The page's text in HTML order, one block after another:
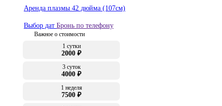
Аренда плазмы 42 дюйма (107см)
Выбор дат Бронь по телефону
Важное о стоимости
1 сутки
2000 ₽
3 суток
4000 ₽
1 неделя
7500 ₽